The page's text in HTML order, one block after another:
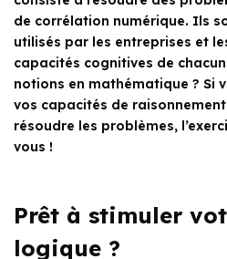
de corrélation numérique. Ils
utilisés par les entreprises et
capacités cognitives de
notions en mathématique ? Si
vos capacités de
résoudre les problèmes,
vous !
Prêt à stimuler
logique ?